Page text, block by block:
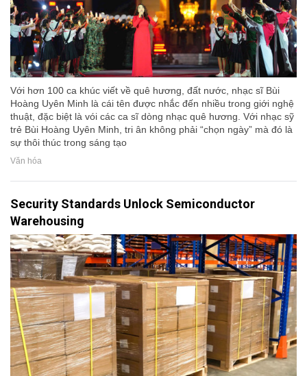
Với hơn 100 ca khúc viết về quê hương, đất nước, nhạc sĩ Bùi
Hoàng Uyên Minh là cái tên được nhắc đến nhiều trong giới nghệ
thuật, đặc biệt là vói các ca sĩ dòng nhạc quê hương. Với nhạc sỹ
trẻ Bùi Hoàng Uyên Minh, tri ân không phải “chọn ngày” mà đó là
sự thôi thúc trong sáng tạo
Văn hóa
Security Standards Unlock Semiconductor
Warehousing